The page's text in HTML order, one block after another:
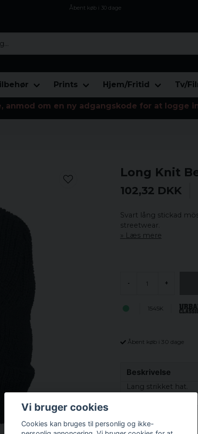
Åbent køb i 30 dage
Prints Hjem/Fritid Tv/
anmod om en ny adgangskode for at logge
Long Knit
102,32 DKK
Svart lång stickad
streetwear.
Læs mere
- +
1545K
Åbent køb i 30 dage
Beskrivelse
Lang strikket hat.
Her har du en hat,
Vi bruger cookies
Cookies kan bruges til personlig og ikke-